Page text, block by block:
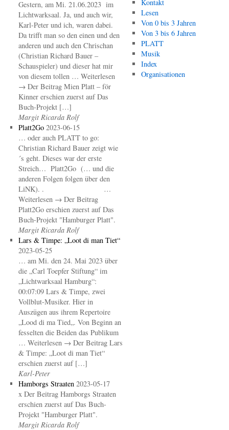
Gestern, am Mi. 21.06.2023 im
Lichtwarksaal. Ja, und auch wir,
Karl-Peter und ich, waren dabei.
Da trifft man so den einen und den
anderen und auch den Chrischan
(Christian Richard Bauer –
Schauspieler) und dieser hat mir
von diesem tollen … Weiterlesen
→ Der Beitrag Mien Platt – för
Kinner erschien zuerst auf Das
Buch-Projekt […]
Margit Ricarda Rolf
Platt2Go 2023-06-15
… oder auch PLATT to go:
Christian Richard Bauer zeigt wie
´s geht. Dieses war der erste
Streich… Platt2Go (… und die
anderen Folgen folgen über den
LiNK). . …
Weiterlesen → Der Beitrag
Platt2Go erschien zuerst auf Das
Buch-Projekt "Hamburger Platt".
Margit Ricarda Rolf
Lars & Timpe: „Loot di man Tiet“
2023-05-25
… am Mi. den 24. Mai 2023 über
die „Carl Toepfer Stiftung“ im
„Lichtwarksaal Hamburg“:
00:07:09 Lars & Timpe, zwei
Vollblut-Musiker. Hier in
Auszügen aus ihrem Repertoire
„Lood di ma Tied„. Von Beginn an
fesselten die Beiden das Publikum
… Weiterlesen → Der Beitrag Lars
& Timpe: „Loot di man Tiet“
erschien zuerst auf […]
Karl-Peter
Hamborgs Straaten 2023-05-17
x Der Beitrag Hamborgs Straaten
erschien zuerst auf Das Buch-
Projekt "Hamburger Platt".
Margit Ricarda Rolf
Kontakt
Lesen
Von 0 bis 3 Jahren
Von 3 bis 6 Jahren
PLATT
Musik
Index
Organisationen